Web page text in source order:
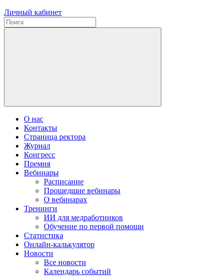
Личный кабинет
О нас
Контакты
Страница ректора
Журнал
Конгресс
Премия
Вебинары
Расписание
Прошедшие вебинары
О вебинарах
Тренинги
ИИ для медработников
Обучение по первой помощи
Статистика
Онлайн-калькулятор
Новости
Все новости
Календарь событий